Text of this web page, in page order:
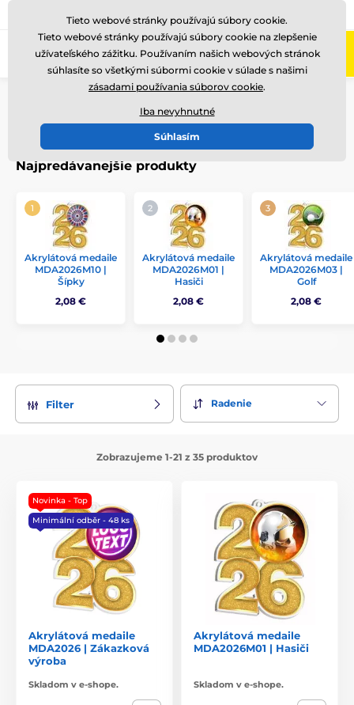
Zavolajte nám (Po-Pi 8-17) +421220255160
MDA2026
Najpredávanejšie produkty
Akrylátová medaile
MDA2026M10 |
Šípky
2,08 €
Akrylátová medaile
MDA2026M01 |
Hasiči
2,08 €
Akrylátová medaile
MDA2026M03 |
Golf
2,08 €
Filter Radenie
Zobrazujeme 1-21 z 35 produktov
Novinka - Top
Minimální odběr - 48 ks
Akrylátová medaile
MDA2026 | Zákazková
výroba
Skladom v e-shope.
Akrylátová medaile
MDA2026M01 | Hasiči
Skladom v e-shope.
Tieto webové stránky používajú súbory cookie.
Tieto webové stránky používajú súbory cookie na zlepšenie
užívateľského zážitku. Používaním našich webových stránok
súhlasíte so všetkými súbormi cookie v súlade s našimi
zásadami používania súborov cookie.
Iba nevyhnutné
Súhlasím